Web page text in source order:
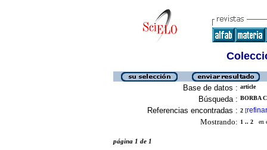
Base de datos : article
Búsqueda : BORBA
Referencias encontradas : 2 [refinar
Mostrando: 1 .. 2 en
página 1 de 1